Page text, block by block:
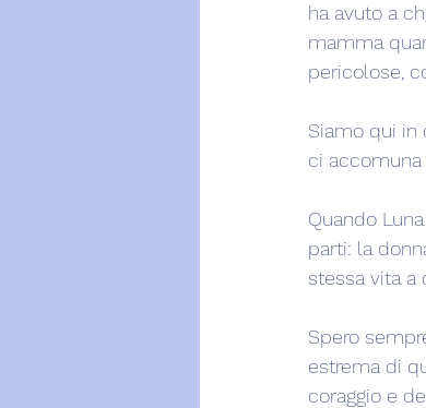
ha avuto a
mamma
pericolose,
Siamo qui in
ci
Quando
parti: la
stessa vita a
Spero
estrema di
coraggio e